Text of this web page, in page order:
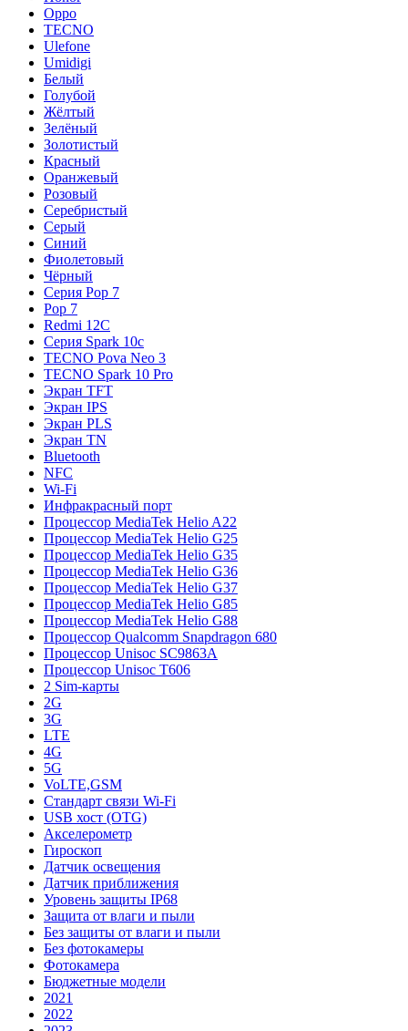
Oppo
TECNO
Ulefone
Umidigi
Белый
Голубой
Жёлтый
Зелёный
Золотистый
Красный
Оранжевый
Розовый
Серебристый
Серый
Синий
Фиолетовый
Чёрный
Серия Pop 7
Pop 7
Redmi 12C
Серия Spark 10c
TECNO Pova Neo 3
TECNO Spark 10 Pro
Экран TFT
Экран IPS
Экран PLS
Экран TN
Bluetooth
NFC
Wi-Fi
Инфракрасный порт
Процессор MediaTek Helio A22
Процессор MediaTek Helio G25
Процессор MediaTek Helio G35
Процессор MediaTek Helio G36
Процессор MediaTek Helio G37
Процессор MediaTek Helio G85
Процессор MediaTek Helio G88
Процессор Qualcomm Snapdragon 680
Процессор Unisoc SC9863A
Процессор Unisoc T606
2 Sim-карты
2G
3G
LTE
4G
5G
VoLTE,GSM
Стандарт связи Wi-Fi
USB хост (OTG)
Акселерометр
Гироскоп
Датчик освещения
Датчик приближения
Уровень защиты IP68
Защита от влаги и пыли
Без защиты от влаги и пыли
Без фотокамеры
Фотокамера
Бюджетные модели
2021
2022